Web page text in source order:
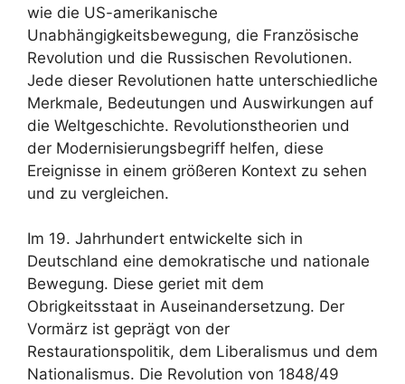
wie die US-amerikanische
Unabhängigkeitsbewegung, die Französische
Revolution und die Russischen Revolutionen.
Jede dieser Revolutionen hatte unterschiedliche
Merkmale, Bedeutungen und Auswirkungen auf
die Weltgeschichte. Revolutionstheorien und
der Modernisierungsbegriff helfen, diese
Ereignisse in einem größeren Kontext zu sehen
und zu vergleichen.
Im 19. Jahrhundert entwickelte sich in
Deutschland eine demokratische und nationale
Bewegung. Diese geriet mit dem
Obrigkeitsstaat in Auseinandersetzung. Der
Vormärz ist geprägt von der
Restaurationspolitik, dem Liberalismus und dem
Nationalismus. Die Revolution von 1848/49